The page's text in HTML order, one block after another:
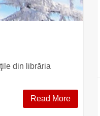
din librăria
Read More